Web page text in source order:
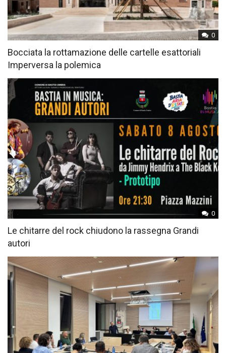
0
Bocciata la rottamazione delle cartelle esattoriali
Imperversa la polemica
0
Le chitarre del rock chiudono la rassegna Grandi
autori